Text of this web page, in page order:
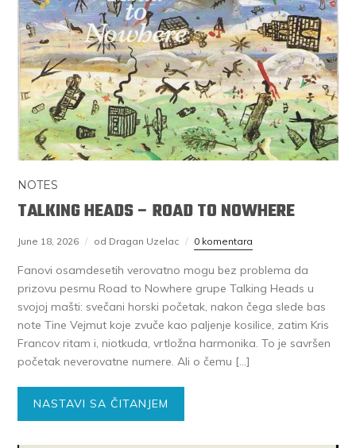
NOTES
TALKING HEADS – ROAD TO NOWHERE
June 18, 2026 od Dragan Uzelac 0 komentara
Fanovi osamdesetih verovatno mogu bez problema da
prizovu pesmu Road to Nowhere grupe Talking Heads u
svojoj mašti: svečani horski početak, nakon čega slede bas
note Tine Vejmut koje zvuče kao paljenje kosilice, zatim Kris
Francov ritam i, niotkuda, vrtložna harmonika. To je savršen
početak neverovatne numere. Ali o čemu […]
NASTAVI SA ČITANJEM